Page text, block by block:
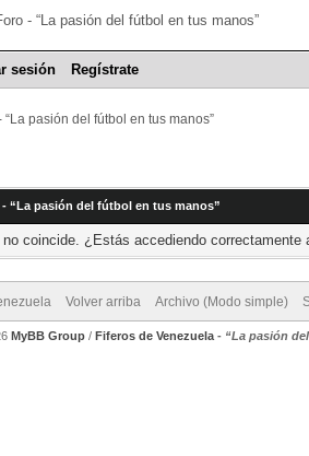
sesión Regístrate
pasión del fútbol en tus manos”
“La pasión del fútbol en tus manos”
coincide. ¿Estás accediendo
Volver arriba Archivo (Modo simple)
MyBB Group / Fiferos de Venezuela - “La pasión